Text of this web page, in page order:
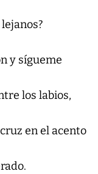
y sígueme
los labios,
en el acento